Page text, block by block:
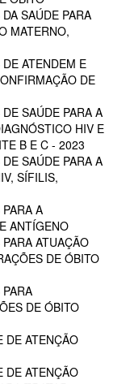
SAÚDE PARA
MATERNO,
ATENDEM E
DE
SAÚDE PARA A
HIV E
B E C - 2023
SAÚDE PARA A
SÍFILIS,
A
ANTÍGENO
ATUAÇÃO
DE ÓBITO
DE ÓBITO
DE ATENÇÃO
DE ATENÇÃO